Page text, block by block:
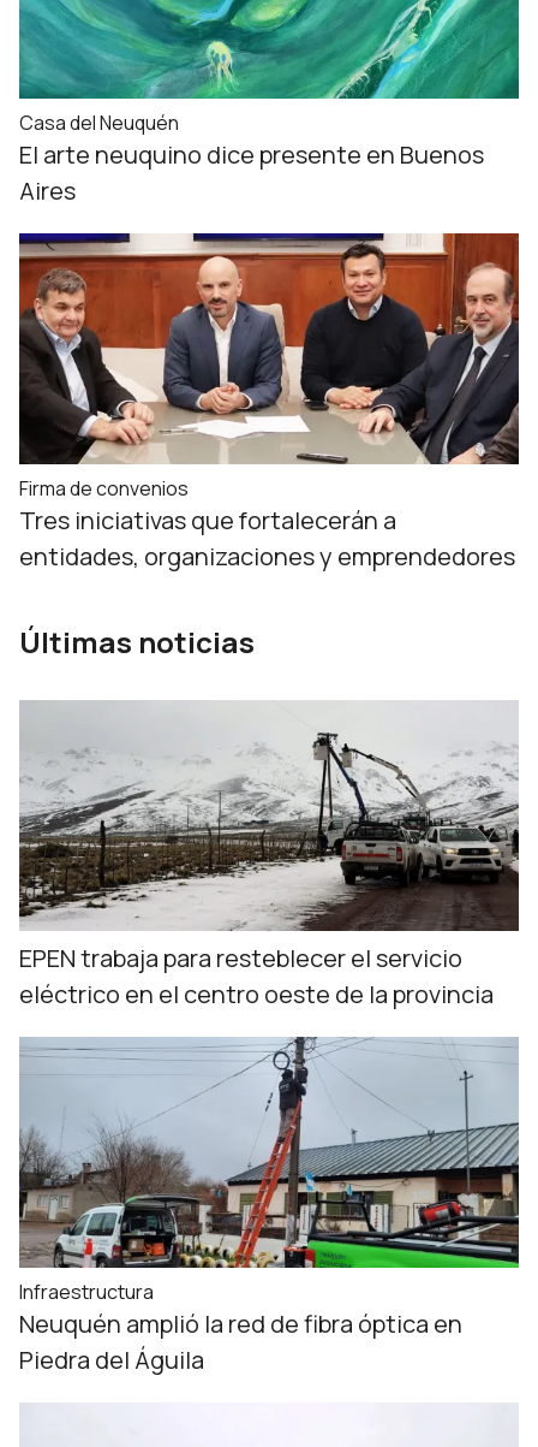
Casa del Neuquén
El arte neuquino dice presente en Buenos
Aires
Firma de convenios
Tres iniciativas que fortalecerán a
entidades, organizaciones y emprendedores
Últimas noticias
EPEN trabaja para resteblecer el servicio
eléctrico en el centro oeste de la provincia
Infraestructura
Neuquén amplió la red de fibra óptica en
Piedra del Águila